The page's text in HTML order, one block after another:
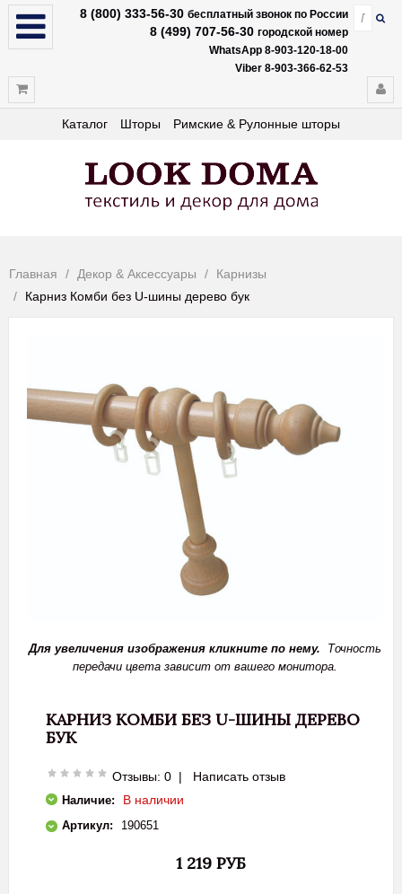
8 (800) 333-56-30 бесплатный звонок по России
8 (499) 707-56-30 городской номер
WhatsApp 8-903-120-18-00
Viber 8-903-366-62-53
Каталог Шторы Римские & Рулонные шторы
Главная Декор & Аксессуары
Карнизы
Карниз Комби без U-шины дерево бук
Для увеличения изображения кликните по нему. Точность
передачи цвета зависит от вашего монитора.
КАРНИЗ КОМБИ БЕЗ U-ШИНЫ ДЕРЕВО
БУК
Отзывы: 0 | Написать отзыв
Наличие: В наличии
Артикул: 190651
1 219 РУБ